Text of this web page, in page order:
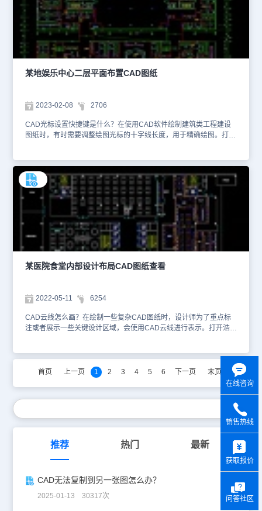
色填充、不同粗细和颜色的线段来进行差异化设计。除了使用浩辰
CAD机械的【倒角标注(M)】专业工具，设计师还可以在通用型CAD
软件的命令行输入快捷键【dim】进行倒角标注。想要查看更多的
CAD图纸资源，大家可以在浩辰CAD官网进行查询。本CAD制图素
材仅用于互相学习资料，请勿商用。
某地娱乐中心二层平面布置CAD图纸
2023-02-08 2706
CAD光标设置快捷键是什么？在使用CAD软件绘制建筑类工程建设
图纸时，有时需要调整绘图光标的十字线长度，用于精确绘图。打开
餐饮建筑CAD设计图纸资源中、使用CAD软件绘制的某地娱乐中心
二层平面布置CAD图纸。该图纸主要绘制了某地娱乐中心二层平面布
置CAD设计方案，针对不同的空间区域进行了功能应用划分，并且绘
制了相应的装潢布置内容。通过该图纸，可以帮助施工单位更加高效
地推进设计项目，物业单位之后也能更好进行日常维护与服务运营。
除了对CAD十字光标进行十字线的长短设置，设计师还可以在【选
项】对话框—【选择集】，对于CAD十字光标的【拾取点】进行大小
设置。想要查看更多的CAD图纸资源，大家可以在浩辰CAD官网进
行查询。本CAD制图素材仅用于互相学习资料，请勿商用。
某医院食堂内部设计布局CAD图纸查看
2022-05-11 6254
CAD云线怎么画？在绘制一些复杂CAD图纸时，设计师为了重点标
注或者展示一些关键设计区域，会使用CAD云线进行表示。打开浩辰
件是娱乐餐饮建筑CAD设计图纸资源中、使用制图软件绘制的某医院
食堂内部设计布局CAD图纸。这和普通的餐厅布局有什么不同呢？让
我们一起来看看吧！ 1、下图中给大家展示了该医院的食堂所处的位
堂我们还能看到有变电站、生活水泵房、消防水池、电话通讯机房、
双门热风循环消毒柜、搅拌机、翻盖式和面机等具体食堂用具的位
置。 在该医院食堂所处位置图纸中，设计师使用CAD云线重点圈画
了食堂区域，便于施工人员快速识别。当然，设计师还可以使用不同
粗细、颜色的线段进行却分。今天的CAD下载素材就给大家介绍到这
里了，通过上面的介绍大家是不是对有关医院厨房布局的娱乐餐饮建
筑CAD设计图纸也有了一个简单的认识，小伙伴可以在浩辰CAD看
图王图纸共享库查看更多的CAD图纸内容！本图纸作为学习资料参
考，请勿用于商业用途。
首页 上一页 1 2 3 4 5 6 下一页 末页
推荐 热门 最新
CAD无法复制到另一张图怎么办？
2025-01-13 30317次
在线咨询
销售热线
获取报价
问答社区